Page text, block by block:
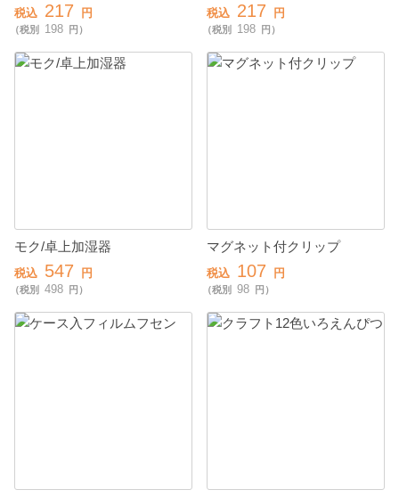
税込 217 円
（税別 198 円）
税込 217 円
（税別 198 円）
モク/卓上加湿器
税込 547 円
（税別 498 円）
マグネット付クリップ
税込 107 円
（税別 98 円）